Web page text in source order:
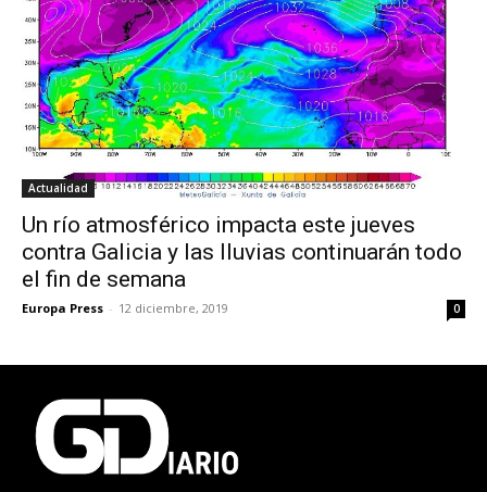
Actualidad
Un río atmosférico impacta este jueves
contra Galicia y las lluvias continuarán todo
el fin de semana
Europa Press - 12 diciembre, 2019 0